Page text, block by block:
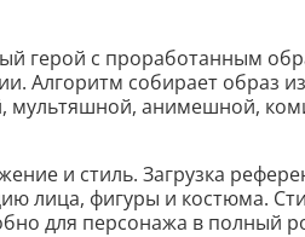
Идеи для рисования
Идеи для фэнтези
герой с проработанным
Алгоритм собирает образ
мультяшной, анимешной,
и стиль. Загрузка
лица, фигуры и костюма.
для персонажа в полный